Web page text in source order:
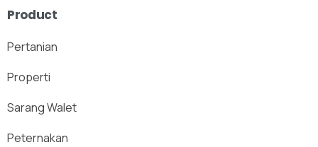
Product
Pertanian
Properti
Sarang Walet
Peternakan